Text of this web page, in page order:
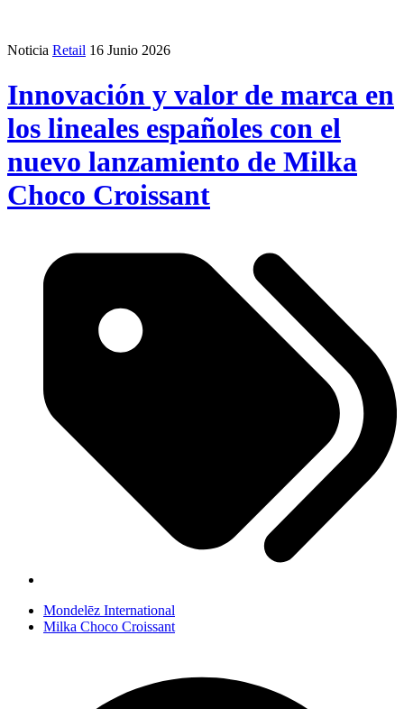
Noticia Retail 16 Junio 2026
Innovación y valor de marca en
los lineales españoles con el
nuevo lanzamiento de Milka
Choco Croissant
Mondelēz International
Milka Choco Croissant